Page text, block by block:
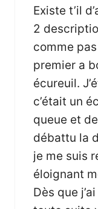
Existe t’il
2
comme
premier a
écureuil.
c’était un
queue et
débattu la
je me suis
éloignant
Dès que